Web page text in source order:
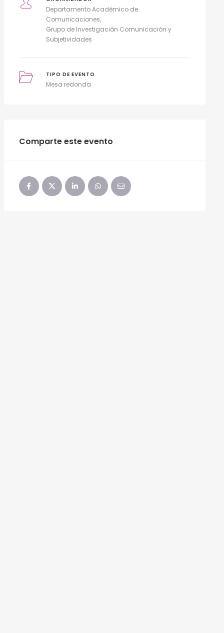
Departamento Académico de
Comunicaciones
Grupo de Investigación Comunicación y
Subjetividades
TIPO DE EVENTO
Mesa redonda
Comparte este evento